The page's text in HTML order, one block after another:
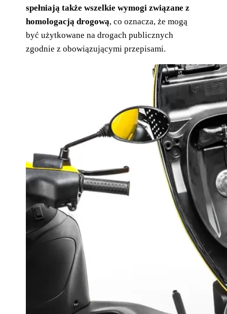
spełniają także wszelkie wymogi związane z
homologacją drogową, co oznacza, że mogą
być użytkowane na drogach publicznych
zgodnie z obowiązującymi przepisami.